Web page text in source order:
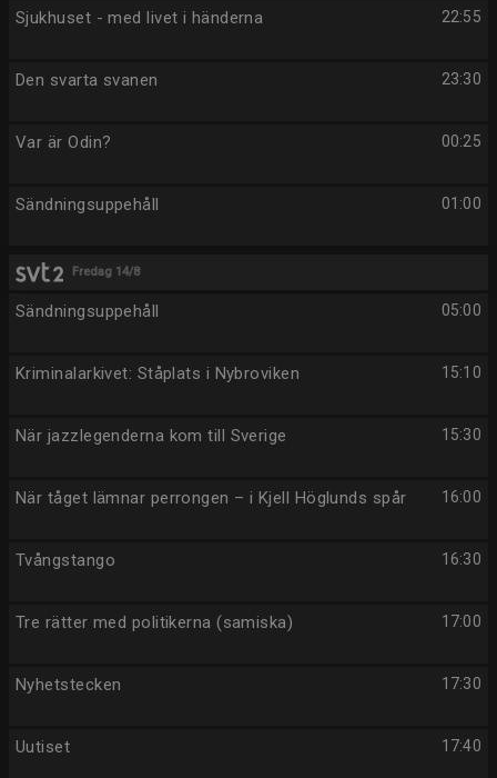
22:55
Sjukhuset - med livet i händerna
23:30
Den svarta svanen
00:25
Var är Odin?
01:00
Sändningsuppehåll
Fredag 14/8
05:00
Sändningsuppehåll
15:10
Kriminalarkivet: Ståplats i Nybroviken
15:30
När jazzlegenderna kom till Sverige
16:00
När tåget lämnar perrongen – i Kjell Höglunds spår
16:30
Tvångstango
17:00
Tre rätter med politikerna (samiska)
17:30
Nyhetstecken
17:40
Uutiset